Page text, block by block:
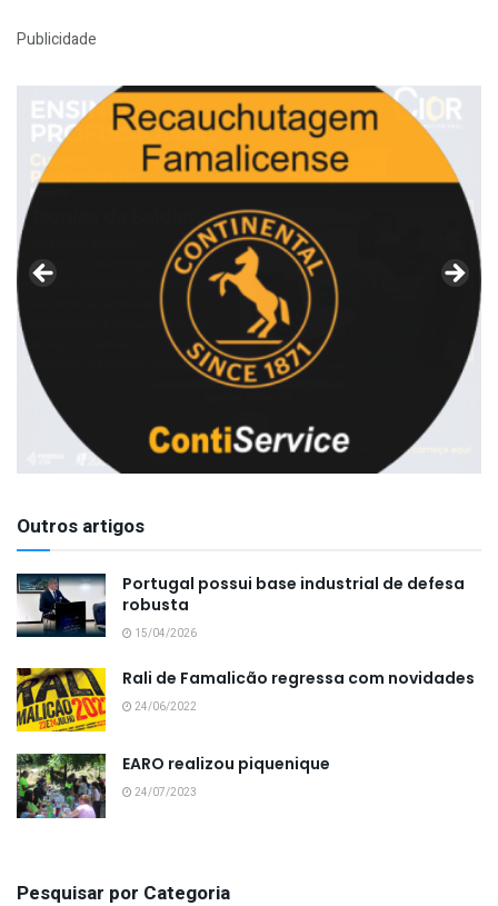
Publicidade
Outros artigos
Portugal possui base industrial de defesa
robusta
15/04/2026
Rali de Famalicão regressa com novidades
24/06/2022
EARO realizou piquenique
24/07/2023
Pesquisar por Categoria